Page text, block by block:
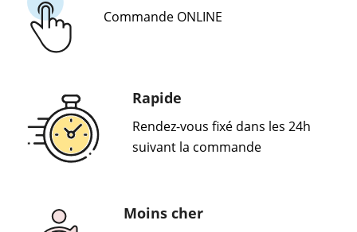
Commande ONLINE
Rapide
Rendez-vous fixé dans les 24h
suivant la commande
Moins cher